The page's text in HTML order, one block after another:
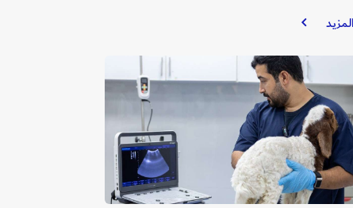
بلدية
تفتتح
مأوى
متكاملاً
للحيوانات
الأليفة
وتُطلق
منصة
رقمية
للتبني